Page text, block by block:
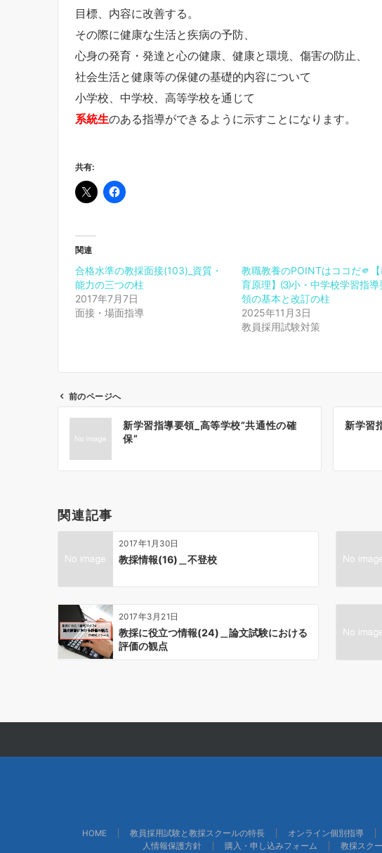
目標、内容に改善する。
その際に健康な生活と疾病の予防、
心身の発育・発達と心の健康、健康と環境、傷害の防止、
社会生活と健康等の保健の基礎的内容について
小学校、中学校、高等学校を通じて
系統生のある指導ができるように示すことになります。
共有:
関連
合格水準の教採面接(103)_資質・
能力の三つの柱
2017年7月7日
面接・場面指導
教職教養のPOINTはココだ🫵【
育原理】⑶小・中学校学習指導
領の基本と改訂の柱
2025年11月3日
教員採用試験対策
シ
ン
前のページへ
新学習指導要領_高等学校”共通性の確
保”
新学習
関連記事
2017年1月30日
教採情報(16)＿不登校
2017年3月21日
教採に役立つ情報(24)＿論文試験における
評価の観点
HOME 教員採用試験と教採スクールの特長 オンライン個別指導
人情報保護方針
購入・申し込みフォーム 教採スク